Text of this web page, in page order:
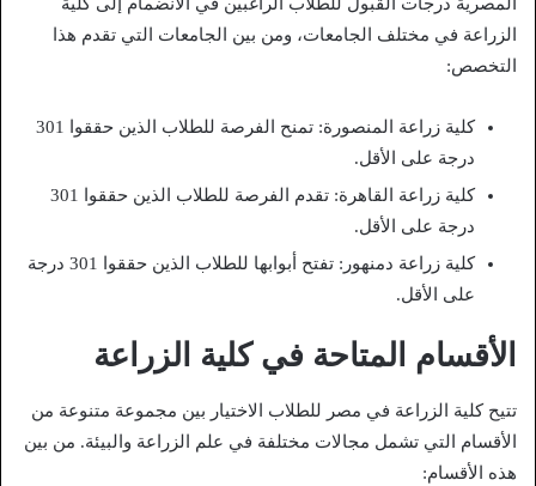
المصرية درجات القبول للطلاب الراغبين في الانضمام إلى كلية
الزراعة في مختلف الجامعات، ومن بين الجامعات التي تقدم هذا
التخصص:
كلية زراعة المنصورة: تمنح الفرصة للطلاب الذين حققوا 301
درجة على الأقل.
كلية زراعة القاهرة: تقدم الفرصة للطلاب الذين حققوا 301
درجة على الأقل.
كلية زراعة دمنهور: تفتح أبوابها للطلاب الذين حققوا 301 درجة
على الأقل.
الأقسام المتاحة في كلية الزراعة
تتيح كلية الزراعة في مصر للطلاب الاختيار بين مجموعة متنوعة من
الأقسام التي تشمل مجالات مختلفة في علم الزراعة والبيئة. من بين
هذه الأقسام: